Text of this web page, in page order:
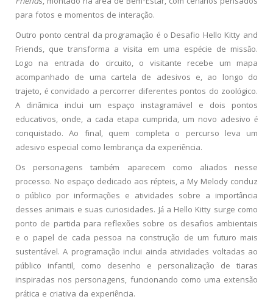
para fotos e momentos de interação.
Outro ponto central da programação é o Desafio Hello Kitty and
Friends, que transforma a visita em uma espécie de missão.
Logo na entrada do circuito, o visitante recebe um mapa
acompanhado de uma cartela de adesivos e, ao longo do
trajeto, é convidado a percorrer diferentes pontos do zoológico.
A dinâmica inclui um espaço instagramável e dois pontos
educativos, onde, a cada etapa cumprida, um novo adesivo é
conquistado. Ao final, quem completa o percurso leva um
adesivo especial como lembrança da experiência.
Os personagens também aparecem como aliados nesse
processo. No espaço dedicado aos répteis, a My Melody conduz
o público por informações e atividades sobre a importância
desses animais e suas curiosidades. Já a Hello Kitty surge como
ponto de partida para reflexões sobre os desafios ambientais
e o papel de cada pessoa na construção de um futuro mais
sustentável. A programação inclui ainda atividades voltadas ao
público infantil, como desenho e personalização de tiaras
inspiradas nos personagens, funcionando como uma extensão
prática e criativa da experiência.